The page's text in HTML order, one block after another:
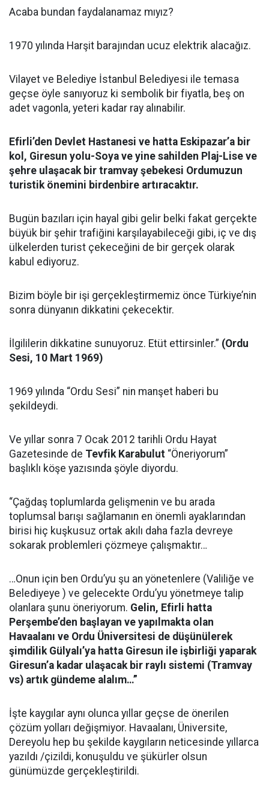
Acaba bundan faydalanamaz mıyız?
1970 yılında Harşit barajından ucuz elektrik alacağız.
Vilayet ve Belediye İstanbul Belediyesi ile temasa
geçse öyle sanıyoruz ki sembolik bir fiyatla, beş on
adet vagonla, yeteri kadar ray alınabilir.
Efirli’den Devlet Hastanesi ve hatta Eskipazar’a bir
kol, Giresun yolu-Soya ve yine sahilden Plaj-Lise ve
şehre ulaşacak bir tramvay şebekesi Ordumuzun
turistik önemini birdenbire artıracaktır.
Bugün bazıları için hayal gibi gelir belki fakat gerçekte
büyük bir şehir trafiğini karşılayabileceği gibi, iç ve dış
ülkelerden turist çekeceğini de bir gerçek olarak
kabul ediyoruz.
Bizim böyle bir işi gerçekleştirmemiz önce Türkiye’nin
sonra dünyanın dikkatini çekecektir.
İlgililerin dikkatine sunuyoruz. Etüt ettirsinler.” (Ordu
Sesi, 10 Mart 1969)
1969 yılında “Ordu Sesi” nin manşet haberi bu
şekildeydi.
Ve yıllar sonra 7 Ocak 2012 tarihli Ordu Hayat
Gazetesinde de Tevfik Karabulut “Öneriyorum”
başlıklı köşe yazısında şöyle diyordu.
“Çağdaş toplumlarda gelişmenin ve bu arada
toplumsal barışı sağlamanın en önemli ayaklarından
birisi hiç kuşkusuz ortak akılı daha fazla devreye
sokarak problemleri çözmeye çalışmaktır…
…Onun için ben Ordu’yu şu an yönetenlere (Valiliğe ve
Belediyeye ) ve gelecekte Ordu’yu yönetmeye talip
olanlara şunu öneriyorum. Gelin, Efirli hatta
Perşembe’den başlayan ve yapılmakta olan
Havaalanı ve Ordu Üniversitesi de düşünülerek
şimdilik Gülyalı’ya hatta Giresun ile işbirliği yaparak
Giresun’a kadar ulaşacak bir raylı sistemi (Tramvay
vs) artık gündeme alalım…”
İşte kaygılar aynı olunca yıllar geçse de önerilen
çözüm yolları değişmiyor. Havaalanı, Üniversite,
Dereyolu hep bu şekilde kaygıların neticesinde yıllarca
yazıldı /çizildi, konuşuldu ve şükürler olsun
günümüzde gerçekleştirildi.